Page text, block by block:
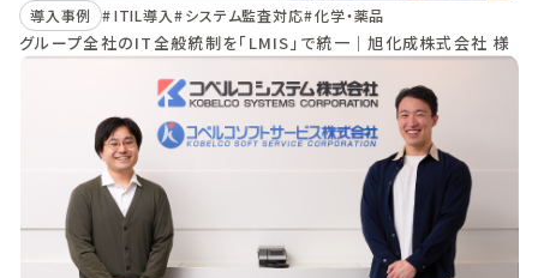
導入事例 ITIL導入 システム監査対応 化学・薬品
グループ全社のIT全般統制を「LMIS」で統一｜旭化成株式会社 様